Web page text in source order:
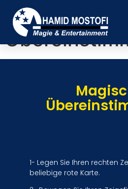
Magische
1- Legen Sie Ihren rechten
beliebige rote Karte.